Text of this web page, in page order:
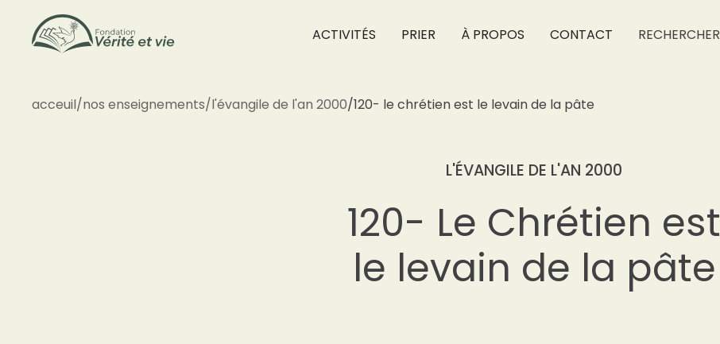
ACTIVITÉS PRIER À PROPOS CONTACT RECHERCHER
acceuil/nos enseignements/l'évangile de l'an 2000/120- le chrétien est le levain de la pâte
L'ÉVANGILE DE L'AN 2000
120- Le Chrétien est
le levain de la pâte